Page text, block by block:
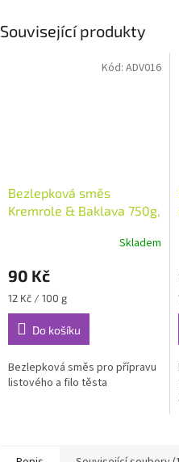
Související produkty
Bezlepková směs
Kremrole & Baklava 750g,
Skladem
90 Kč
Měrná
cena:
12 Kč / 100 g
Do košíku
Bezlepková směs pro přípravu
listového a filo těsta
Kód: ADV016